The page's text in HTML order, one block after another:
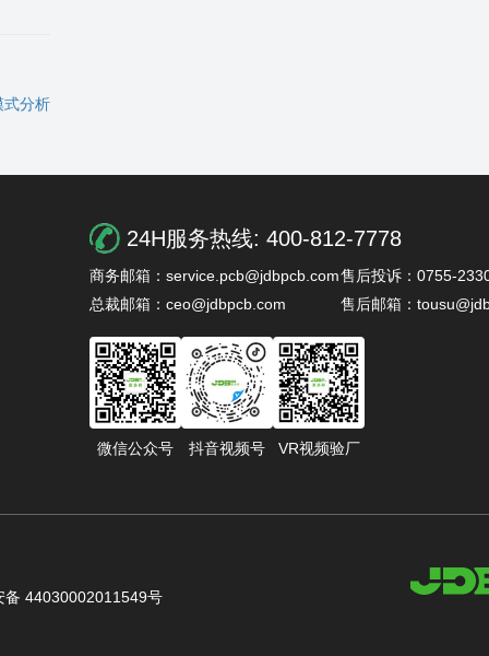
式分析
24H服务热线: 400-812-7778
商务邮箱：service.pcb@jdbpcb.com售后投诉：0755-
总裁邮箱：ceo@jdbpcb.com
售后邮箱：
微信公众号 抖音视频号 VR视频验厂
备 44030002011549号